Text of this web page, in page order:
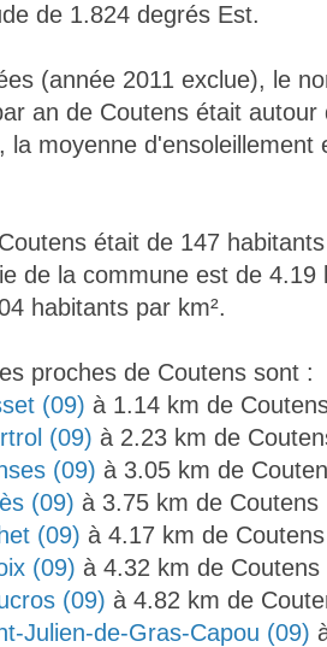
de 1.824 degrés Est.
(année 2011 exclue), le
an de Coutens était
la moyenne d'ensoleillement
était de 147
de la commune est de 4.19
habitants par km².
proches de Coutens sont :
(09) à 1.14 km de
(09) à 2.23 km de
(09) à 3.05 km de
(09) à 3.75 km de Coutens
(09) à 4.17 km de Coutens
(09) à 4.32 km de Coutens
(09) à 4.82 km de
Julien-de-Gras-Capou (09)